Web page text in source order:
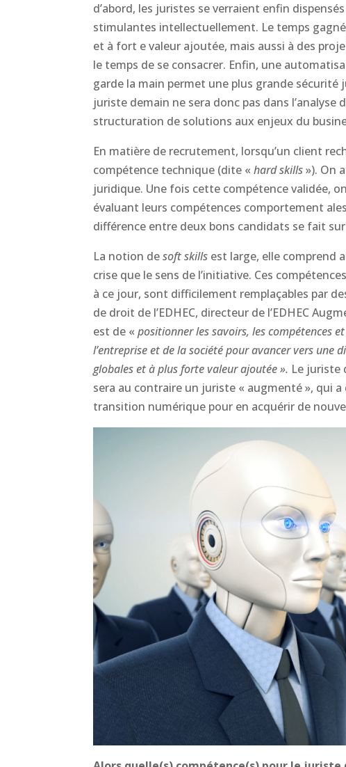
d’abord, les juristes se verraient enfin
stimulantes intellectuellement. Le temps
et à fort e valeur ajoutée, mais aussi à des
le temps de se consacrer. Enfin, une
garde la main permet une plus grande sécurité
juriste demain ne sera donc pas dans
structuration de solutions aux enjeux du
En matière de recrutement, lorsqu’un client
compétence technique (dite « hard skills»). On
juridique. Une fois cette compétence validée,
évaluant leurs compétences comportement
différence entre deux bons candidats se fait
La notion desoft skills est large, elle comprend
crise que le sens de l’initiative. Ces
à ce jour, sont difficilement remplaçables par
de droit de l’EDHEC, directeur de l’EDHEC
est de «positionner les savoirs, les compétences
l’entreprise et de la sociétépour avancer vers une
globales et à plus forte valeur ajoutée ». Le juriste
sera au contraire un juriste « augmenté », qui
transition numérique pour en acquérir de